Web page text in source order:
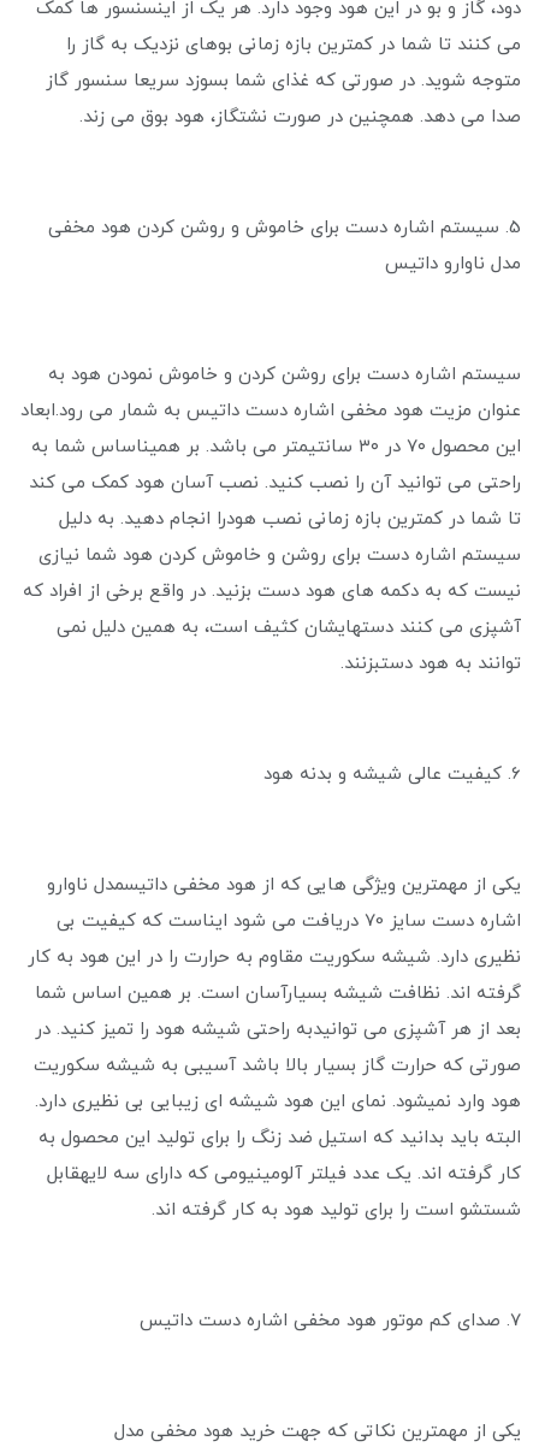
دود، گاز و بو در این هود وجود دارد. هر یک از اینسنسور ها کمک
می کنند تا شما در کمترین بازه زمانی بوهای نزدیک به گاز را
متوجه شوید. در صورتی که غذای شما بسوزد سریعا سنسور گاز
صدا می دهد. همچنین در صورت نشتگاز، هود بوق می زند.
5. سیستم اشاره دست برای خاموش و روشن کردن هود مخفی
مدل ناوارو داتیس
سیستم اشاره دست برای روشن کردن و خاموش نمودن هود به
عنوان مزیت هود مخفی اشاره دست داتیس به شمار می‌ رود.ابعاد
این محصول ۷۰ در ۳۰ سانتیمتر می باشد. بر همیناساس شما به
راحتی می توانید آن را نصب کنید. نصب آسان هود کمک می کند
تا شما در کمترین بازه زمانی نصب هودرا انجام دهید. به دلیل
سیستم اشاره دست برای روشن و خاموش کردن هود شما نیازی
نیست که به دکمه های هود دست بزنید. در واقع برخی از افراد که
آشپزی می کنند دستهایشان کثیف است، به همین دلیل نمی
توانند به هود دستبزنند.
6. کیفیت عالی شیشه و بدنه هود
یکی از مهمترین ویژگی هایی که از هود مخفی داتیسمدل ناوارو
اشاره دست سایز 70 دریافت می ‌شود ایناست که کیفیت بی
نظیری دارد. شیشه سکوریت مقاوم به حرارت را در این هود به کار
گرفته اند. نظافت شیشه بسیارآسان است. بر همین اساس شما
بعد از هر آشپزی می توانیدبه راحتی شیشه هود را تمیز کنید. در
صورتی که حرارت گاز بسیار بالا باشد آسیبی به شیشه سکوریت
هود وارد نمیشود. نمای این هود شیشه ای زیبایی بی نظیری دارد.
البته باید بدانید که استیل ضد زنگ را برای تولید این محصول به
کار گرفته اند. یک عدد فیلتر آلومینیومی که دارای سه لایهقابل
شستشو است را برای تولید هود به کار گرفته اند.
7. صدای کم موتور هود مخفی اشاره دست داتیس
یکی از مهمترین نکاتی که جهت خرید هود مخفی مدل